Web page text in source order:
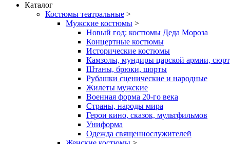
Каталог
Костюмы театральные >
Мужские костюмы >
Новый год: костюмы Деда Мороза
Концертные костюмы
Исторические костюмы
Камзолы, мундиры царской армии,
Штаны, брюки, шорты
Рубашки сценические и народные
Жилеты мужские
Военная форма 20-го века
Страны, народы мира
Герои кино, сказок, мультфильмов
Униформа
Одежда священнослужителей